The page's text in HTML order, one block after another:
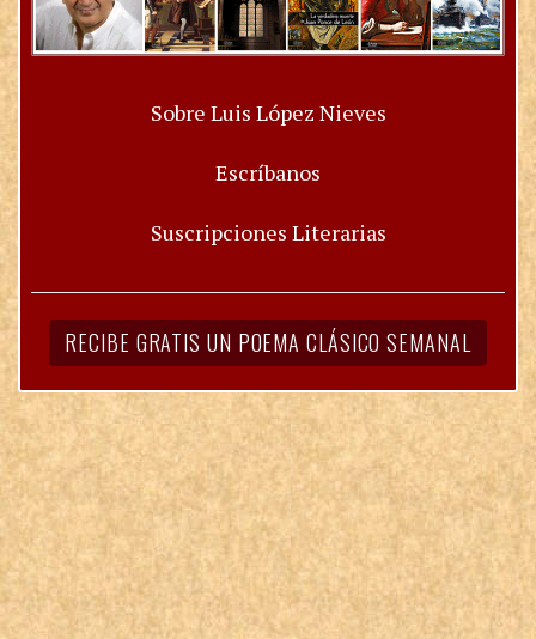
Sobre Luis López Nieves
Escríbanos
Suscripciones Literarias
RECIBE GRATIS UN POEMA CLÁSICO SEMANAL